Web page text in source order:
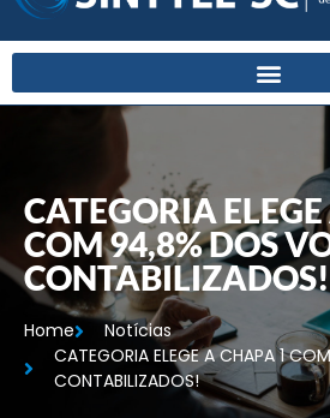
CATEGORIA
COM 94,8% DOS
CONTABILIZADOS!
Home
Notícias
CATEGORIA ELEGE A CHAPA 1
CONTABILIZADOS!